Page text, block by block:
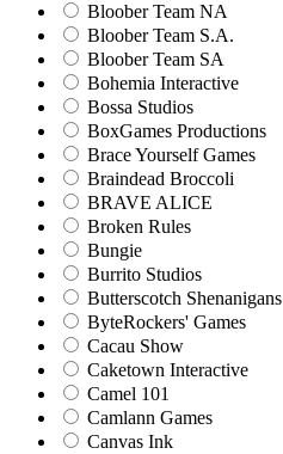
Bloober Team NA
Bloober Team S.A.
Bloober Team SA
Bohemia Interactive
Bossa Studios
BoxGames Productions
Brace Yourself Games
Braindead Broccoli
BRAVE ALICE
Broken Rules
Bungie
Burrito Studios
Butterscotch Shenanigans
ByteRockers' Games
Cacau Show
Caketown Interactive
Camel 101
Camlann Games
Canvas Ink